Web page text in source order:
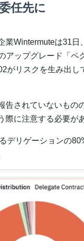
任先に
業Wintermuteは31日
アップグレード「ペ
がリスクを生み出し
告されていないもの
際に注意する必要が
デリゲーションの